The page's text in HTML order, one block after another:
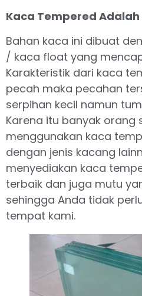
Kaca Tempered Adalah
Bahan kaca ini dibuat
/ kaca float yang
Karakteristik dari kaca
pecah maka pecahan
serpihan kecil namun
Karena itu banyak orang
menggunakan kaca
dengan jenis kacang
menyediakan kaca
terbaik dan juga mutu
sehingga Anda tidak
tempat kami.